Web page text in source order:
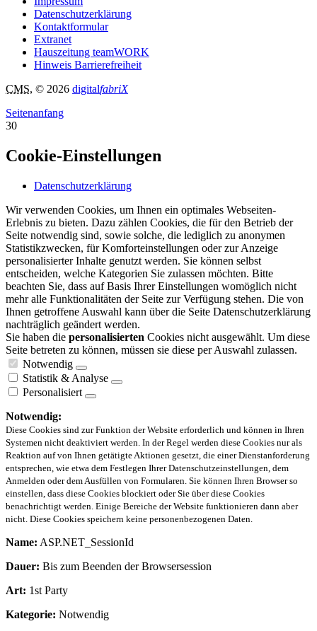
Datenschutzerklärung
Kontaktformular
Extranet
Hauszeitung teamWORK
Hinweis Barrierefreiheit
CMS, © 2026 digitalfabriX
Seitenanfang
30
Cookie-Einstellungen
Datenschutzerklärung
Wir verwenden Cookies, um Ihnen ein optimales Webseiten-
Erlebnis zu bieten. Dazu zählen Cookies, die für den Betrieb der
Seite notwendig sind, sowie solche, die lediglich zu anonymen
Statistikzwecken, für Komforteinstellungen oder zur Anzeige
personalisierter Inhalte genutzt werden. Sie können selbst
entscheiden, welche Kategorien Sie zulassen möchten. Bitte
beachten Sie, dass auf Basis Ihrer Einstellungen womöglich nicht
mehr alle Funktionalitäten der Seite zur Verfügung stehen. Die von
Ihnen getroffene Auswahl kann über die Seite Datenschutzerklärung
nachträglich geändert werden.
Sie haben die personalisierten Cookies nicht ausgewählt. Um diese
Seite betreten zu können, müssen sie diese per Auswahl zulassen.
Notwendig
Statistik & Analyse
Personalisiert
Notwendig:
Diese Cookies sind zur Funktion der Website erforderlich und können in Ihren
Systemen nicht deaktiviert werden. In der Regel werden diese Cookies nur als
Reaktion auf von Ihnen getätigte Aktionen gesetzt, die einer Dienstanforderung
entsprechen, wie etwa dem Festlegen Ihrer Datenschutzeinstellungen, dem
Anmelden oder dem Ausfüllen von Formularen. Sie können Ihren Browser so
einstellen, dass diese Cookies blockiert oder Sie über diese Cookies
benachrichtigt werden. Einige Bereiche der Website funktionieren dann aber
nicht. Diese Cookies speichern keine personenbezogenen Daten.
Name: ASP.NET_SessionId
Dauer: Bis zum Beenden der Browsersession
Art: 1st Party
Kategorie: Notwendig